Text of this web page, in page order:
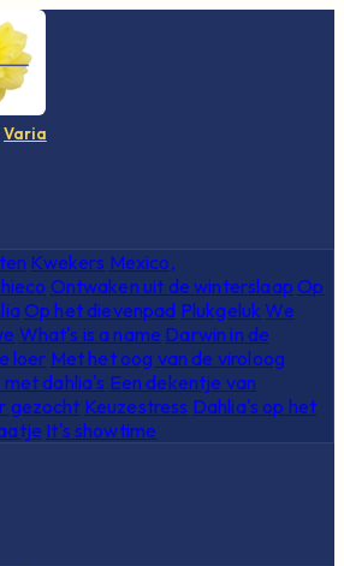
Varia
Kwekers Mexico,
Ontwaken uit de winterslaap Op
Op het dievenpad Plukgeluk We
What's is a name Darwin in de
loer Met het oog van de viroloog
met dahlia's Een dekentje van
gezocht Keuzestress Dahlia's op het
It's showtime